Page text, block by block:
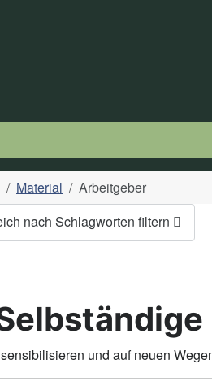
Material
Arbeitgeber
nach Schlagworten filtern
und auf neuen